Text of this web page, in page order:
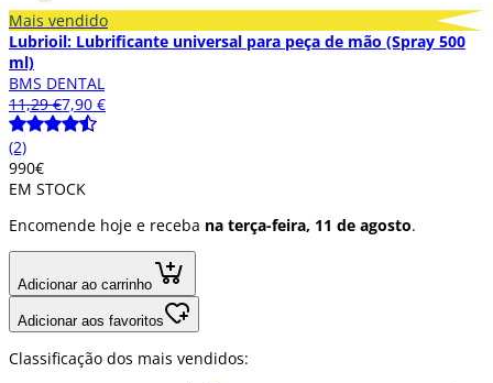
Mais vendido
Lubrioil: Lubrificante universal para peça de mão (Spray 500
ml)
BMS DENTAL
11,29 €7,90 €
(2)
990€
EM STOCK
Encomende hoje e receba na terça-feira, 11 de agosto.
Adicionar ao carrinho
Adicionar aos favoritos
Classificação dos mais vendidos: